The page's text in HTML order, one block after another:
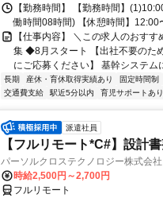
【勤務時間】 【勤務時間】
働時間08時間) 【休憩時間】12:00
【仕事内容】 ＼この求人のおす
集 ◆8月スタート 【出社不要のた
にご応募ください】 基幹システム
長期 産休・育休取得実績あり 固定時間制
交通費支給
駅近5分以内 育児サポートあり
派遣社員
【フルリモート*C#】設計
パーソルクロステクノロジー株式会社
時給2,500円～2,700円
フルリモート